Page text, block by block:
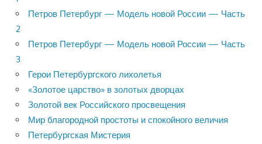
Петров Петербург — Модель новой России — Часть
2
Петров Петербург — Модель новой России — Часть
3
Герои Петербургского лихолетья
«Золотое царство» в золотых дворцах
Золотой век Российского просвещения
Мир благородной простоты и спокойного величия
Петербургская Мистерия